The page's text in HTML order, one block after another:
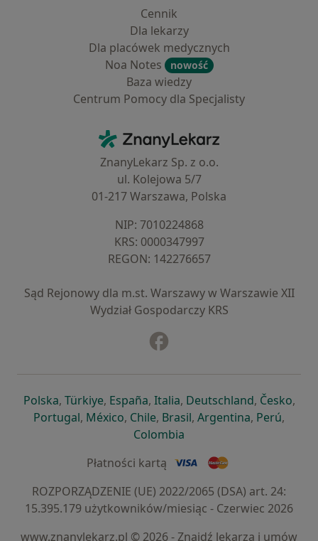
Cennik
Dla lekarzy
Dla placówek medycznych
Noa Notes
nowość
Baza wiedzy
Centrum Pomocy dla Specjalisty
ZnanyLekarz - Strona główna
ZnanyLekarz Sp. z o.o.
ul. Kolejowa 5/7
01-217 Warszawa, Polska
NIP: ⁠7010224868
KRS: ⁠0000347997
REGON: ⁠142276657
Sąd Rejonowy dla m.st. Warszawy w Warszawie XII
Wydział Gospodarczy KRS
Polskaotwiera się w nowej karcie
, Türkiyeotwiera się w nowej karcie
, Españaotwiera się w nowej karcie
, Italiaotwiera się w nowej
, Deutschlandotwiera się
, Česko,
Portugalotwiera się w nowej karcie
, Méxicootwiera się w nowej karcie
, Chileotwiera się w nowej karcie
, Brasilotwiera się w nowej
, Argentinaotwiera się
, Perú,
Colombia
Płatności kartą
ROZPORZĄDZENIE (UE) 2022/2065 (DSA) art. 24:
15.395.179 użytkowników/miesiąc - Czerwiec 2026
www.znanylekarz.pl © 2026 - Znajdź lekarza i umów